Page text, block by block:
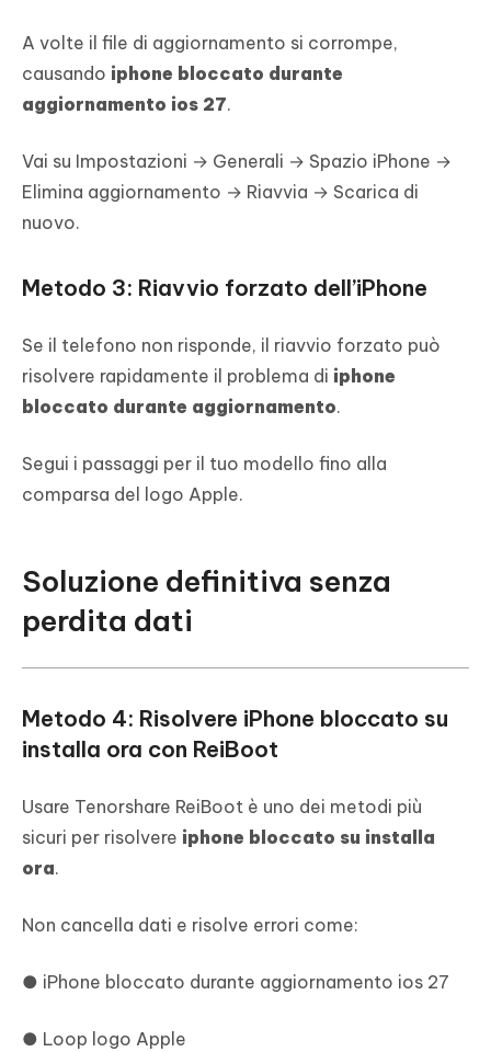
A volte il file di aggiornamento si corrompe,
causando iphone bloccato durante
aggiornamento ios 27.
Vai su Impostazioni → Generali → Spazio iPhone →
Elimina aggiornamento → Riavvia → Scarica di
nuovo.
Metodo 3: Riavvio forzato dell’iPhone
Se il telefono non risponde, il riavvio forzato può
risolvere rapidamente il problema di iphone
bloccato durante aggiornamento.
Segui i passaggi per il tuo modello fino alla
comparsa del logo Apple.
Soluzione definitiva senza
perdita dati
Metodo 4: Risolvere iPhone bloccato su
installa ora con ReiBoot
Usare Tenorshare ReiBoot è uno dei metodi più
sicuri per risolvere iphone bloccato su installa
ora.
Non cancella dati e risolve errori come:
● iPhone bloccato durante aggiornamento ios 27
● Loop logo Apple